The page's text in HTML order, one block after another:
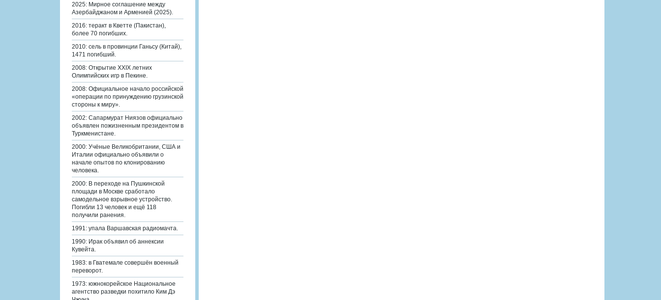
2025: Мирное соглашение между
Азербайджаном и Арменией (2025).
2016: теракт в Кветте (Пакистан),
более 70 погибших.
2010: сель в провинции Ганьсу (Китай),
1471 погибший.
2008: Открытие XXIX летних
Олимпийских игр в Пекине.
2008: Официальное начало российской
«операции по принуждению грузинской
стороны к миру».
2002: Сапармурат Ниязов официально
объявлен пожизненным президентом в
Туркменистане.
2000: Учёные Великобритании, США и
Италии официально объявили о
начале опытов по клонированию
человека.
2000: В переходе на Пушкинской
площади в Москве сработало
самодельное взрывное устройство.
Погибли 13 человек и ещё 118
получили ранения.
1991: упала Варшавская радиомачта.
1990: Ирак объявил об аннексии
Кувейта.
1983: в Гватемале совершён военный
переворот.
1973: южнокорейское Национальное
агентство разведки похитило Ким Дэ